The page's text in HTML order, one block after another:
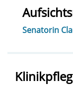
Senatorin